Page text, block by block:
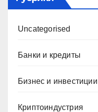
Uncategorised
Банки и кредиты
Бизнес и инвестиции
Криптоиндустрия